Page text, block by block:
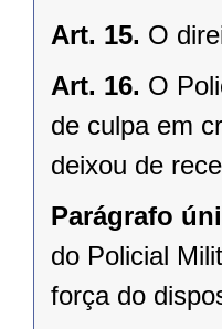
Art. 15. O
Art. 16. O
de culpa em
deixou de
Parágrafo
do Policial
força do